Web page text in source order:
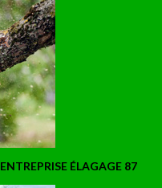
ENTREPRISE ÉLAGAGE 87